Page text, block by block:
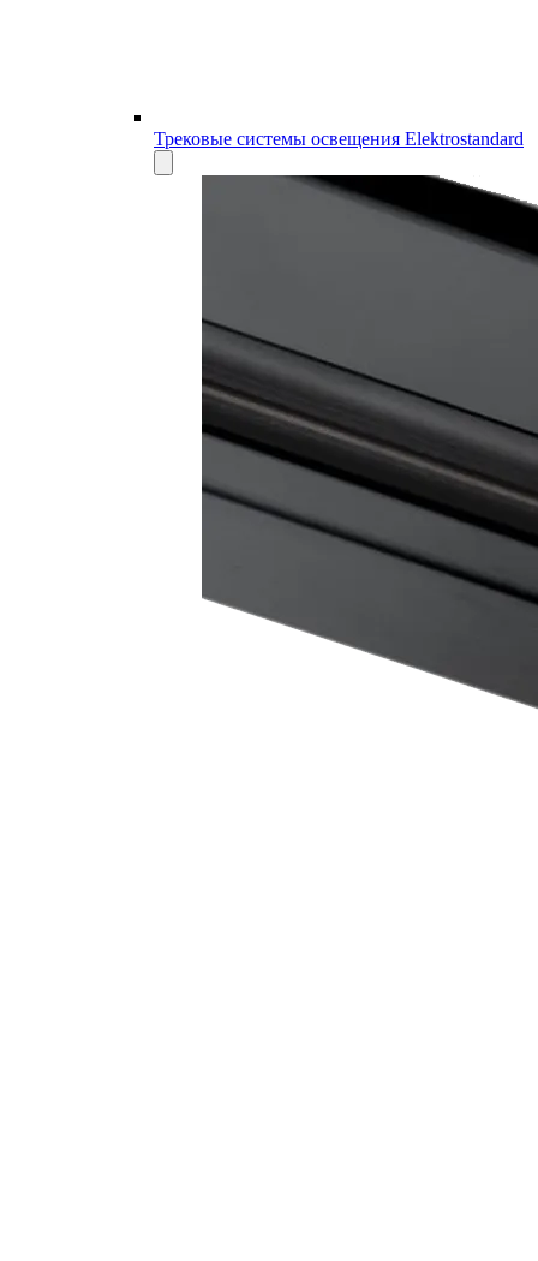
Трековые системы освещения Elektrostandard